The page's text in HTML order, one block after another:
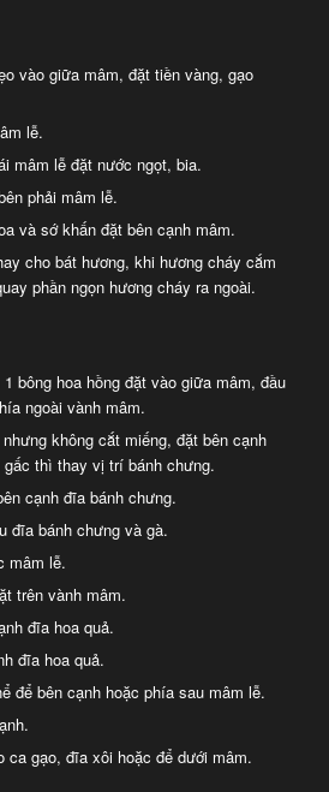
vào giữa mâm, đặt tiền vàng, gạo
lễ.
mâm lễ đặt nước ngọt, bia.
phải mâm lễ.
và sớ khấn đặt bên cạnh mâm.
cho bát hương, khi hương cháy cắm
phần ngọn hương cháy ra ngoài.
bông hoa hồng đặt vào giữa mâm, đầu
ngoài vành mâm.
không cắt miếng, đặt bên cạnh
thì thay vị trí bánh chưng.
cạnh đĩa bánh chưng.
đĩa bánh chưng và gà.
mâm lễ.
trên vành mâm.
đĩa hoa quả.
đĩa hoa quả.
để bên cạnh hoặc phía sau mâm lễ.
ca gạo, đĩa xôi hoặc để dưới mâm.